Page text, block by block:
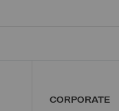
CORPORATE